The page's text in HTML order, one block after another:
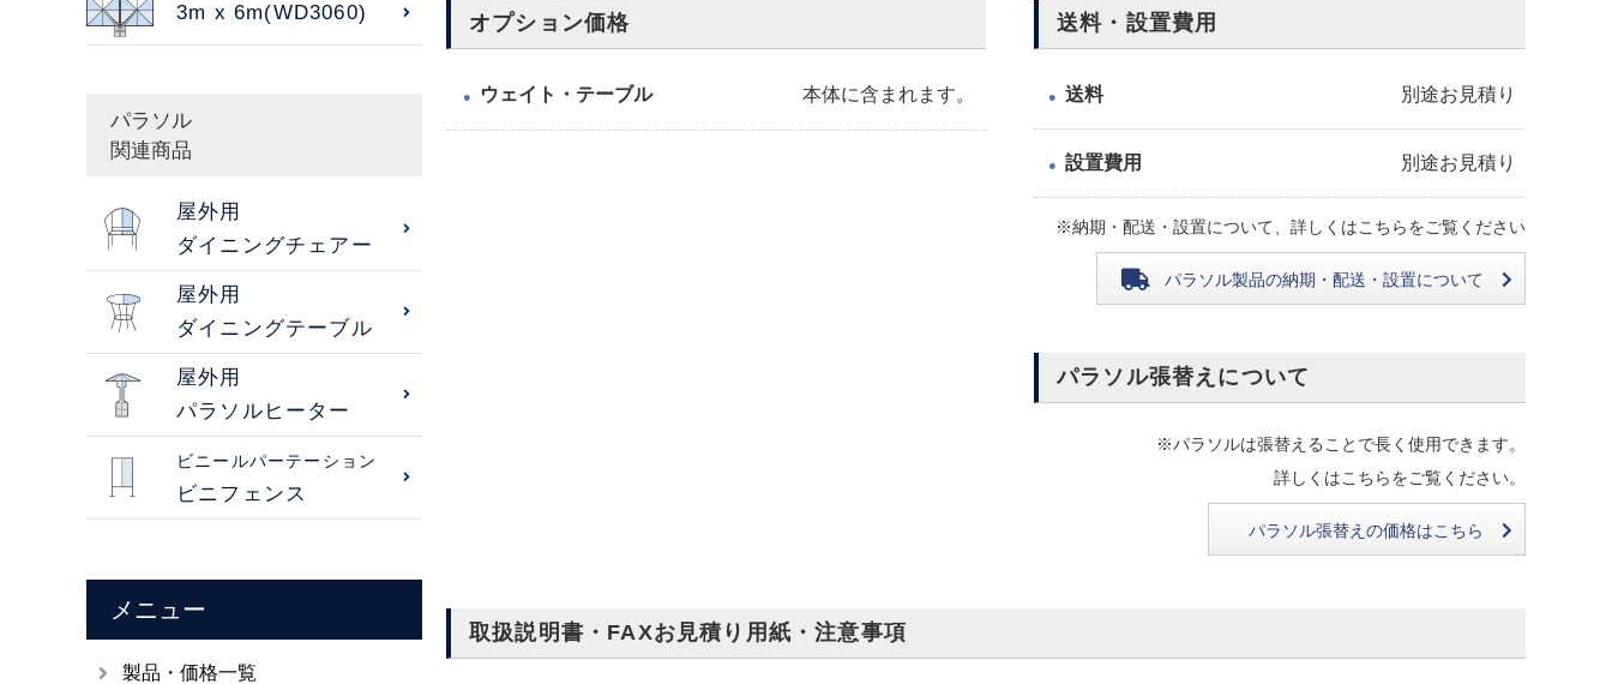
オプション価格
● ウェイト・テーブル 本体に含まれます。
送料・設置費用
● 送料 別途お見積り
● 設置費用 別途お見積り
※納期・配送・設置について、詳しくはこちらをご覧ください
パラソル製品の納期・配送・設置について
パラソル張替えについて
※パラソルは張替えることで長く使用できます。
詳しくはこちらをご覧ください。
パラソル張替えの価格はこちら
取扱説明書・FAXお見積り用紙・注意事項
3m x 6m(WD3060)
パラソル
関連商品
屋外用
ダイニングチェアー
屋外用
ダイニングテーブル
屋外用
パラソルヒーター
ビニールパーテーション
ビニフェンス
メニュー
製品・価格一覧